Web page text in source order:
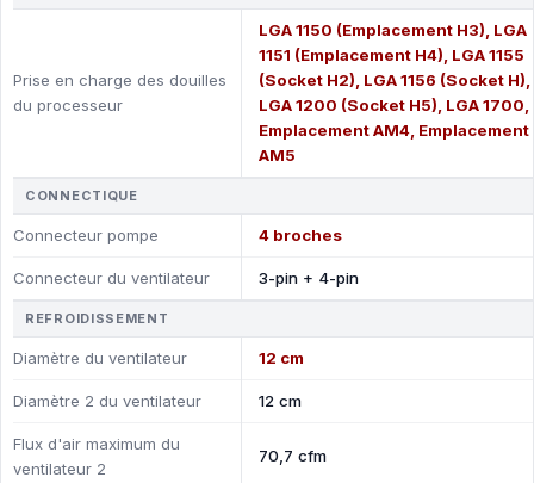
Prise en charge des douilles
du processeur
LGA 1150 (Emplacement H3), LGA
1151 (Emplacement H4), LGA 1155
(Socket H2), LGA 1156 (Socket H),
LGA 1200 (Socket H5), LGA 1700,
Emplacement AM4, Emplacement
AM5
CONNECTIQUE
Connecteur pompe 4 broches
Connecteur du ventilateur 3-pin + 4-pin
REFROIDISSEMENT
Diamètre du ventilateur 12 cm
Diamètre 2 du ventilateur 12 cm
Flux d'air maximum du
ventilateur 2
70,7 cfm